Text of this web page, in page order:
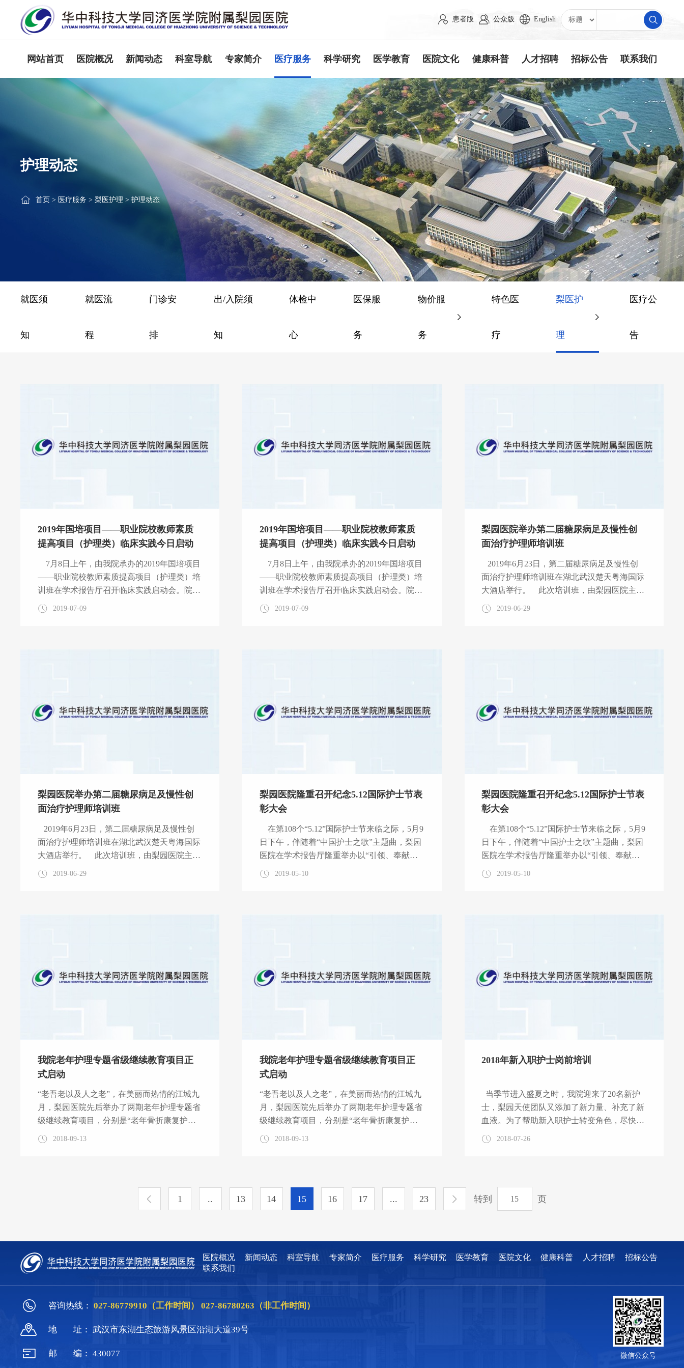
患者版 公众版 English
网站首页 医院概况 新闻动态 科室导航 专家简介 医疗服务 科学研究 医学教育 医院文化 健康科普 人才招聘 招标公告 联系我们
护理动态
首页 > 医疗服务 >梨医护理 >护理动态
就医须
知
就医流
程
门诊安
排
出/入院须
知
体检中
心
医保服
务
物价服
务
特色医
疗
梨医护
理
医疗公
告
2019年国培项目——职业院校教师素质
提高项目（护理类）临床实践今日启动
7月8日上午，由我院承办的2019年国培项目
——职业院校教师素质提高项目（护理类）培
训班在学术报告厅召开临床实践启动会。院长
熊枝繁、院党委副书记李善玲、副院长徐向
与继续教育学院合作承办国培
2019-07-09
2019年国培项目——职业院校教师素质
提高项目（护理类）临床实践今日启动
7月8日上午，由我院承办的2019年国培项目
——职业院校教师素质提高项目（护理类）培
训班在学术报告厅召开临床实践启动会。院长
熊枝繁、院党委副书记李善玲、副院长徐向
与继续教育学院合作承办国培
2019-07-09
梨园医院举办第二届糖尿病足及慢性创
面治疗护理师培训班
2019年6月23日，第二届糖尿病足及慢性创
面治疗护理师培训班在湖北武汉楚天粤海国际
大酒店举行。 此次培训班，由梨园医院主
办，旨在为护理同仁提供专业高效的交流平
等内容进行了精彩授课；来自全国各地20
2019-06-29
梨园医院举办第二届糖尿病足及慢性创
面治疗护理师培训班
2019年6月23日，第二届糖尿病足及慢性创
面治疗护理师培训班在湖北武汉楚天粤海国际
大酒店举行。 此次培训班，由梨园医院主
办，旨在为护理同仁提供专业高效的交流平
等内容进行了精彩授课；来自全国各地20
2019-06-29
梨园医院隆重召开纪念5.12国际护士节表
彰大会
在第108个“5.12”国际护士节来临之际，5月9
日下午，伴随着“中国护士之歌”主题曲，梨园
医院在学术报告厅隆重举办以“引领、奉献、
为健康——新时代·新风采”为主题的纪念5.12
（大会由钱新毅主任主持） 熊枝繁院长首先
代表姚济华书
2019-05-10
梨园医院隆重召开纪念5.12国际护士节表
彰大会
在第108个“5.12”国际护士节来临之际，5月9
日下午，伴随着“中国护士之歌”主题曲，梨园
医院在学术报告厅隆重举办以“引领、奉献、
为健康——新时代·新风采”为主题的纪念5.12
（大会由钱新毅主任主持） 熊枝繁院长首先
代表姚济华书
2019-05-10
我院老年护理专题省级继续教育项目正
式启动
“老吾老以及人之老”，在美丽而热情的江城九
月，梨园医院先后举办了两期老年护理专题省
级继续教育项目，分别是“老年骨折康复护理
实用技术培训班”、“老年人综合护理研讨
能化技术的应用、老年围手术期诊疗及康复护
理、老年综合评估及护理等老年护理领域的热
到了积极促进作用。 随着社会经济发展，医
疗技术水平提高，人口平均寿命普遍延长，人
口老龄化问题逐步成为当今世界一个重要的社
2018-09-13
我院老年护理专题省级继续教育项目正
式启动
“老吾老以及人之老”，在美丽而热情的江城九
月，梨园医院先后举办了两期老年护理专题省
级继续教育项目，分别是“老年骨折康复护理
实用技术培训班”、“老年人综合护理研讨
能化技术的应用、老年围手术期诊疗及康复护
理、老年综合评估及护理等老年护理领域的热
到了积极促进作用。 随着社会经济发展，医
疗技术水平提高，人口平均寿命普遍延长，人
2018-09-13
2018年新入职护士岗前培训
士，梨园天使团队又添加了新力量、补充了新
血液。为了帮助新入职护士转变角色，尽快适
应新岗位，融入医院工作，保障护理安全，护
辞，他首先代表全院护理人员欢迎新同事的加
入，同时也提出了希望：一是要认真做好护理
职业规划，端正人生态度，促进学科发展；二
度，严格遵守护理操作规程；三是要努力学
习，学知识、学技能，保持终生学习的好习
2018-07-26
1 .. 13 14 15 16 17 ... 23 转到 页
医院概况 新闻动态 科室导航 专家简介 医疗服务 科学研究 医学教育 医院文化 健康科普 人才招聘
招标公告
联系我们
咨询热线： 027-86779910（工作时间）027-86780263（非工作时间）
地 址： 武汉市东湖生态旅游风景区沿湖大道39号
邮 编： 430077 微信公众号